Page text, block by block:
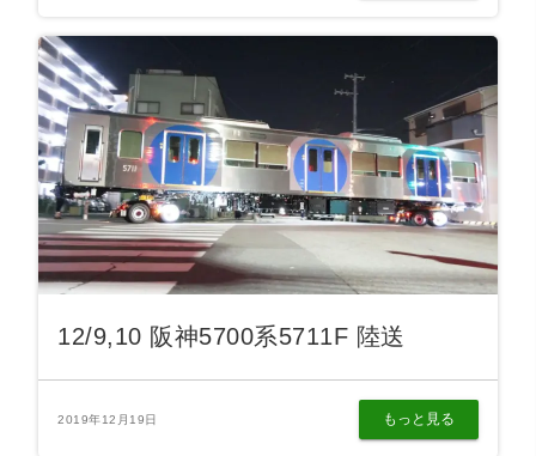
12/9,10 阪神5700系5711F 陸送
2019年12月19日 もっと見る